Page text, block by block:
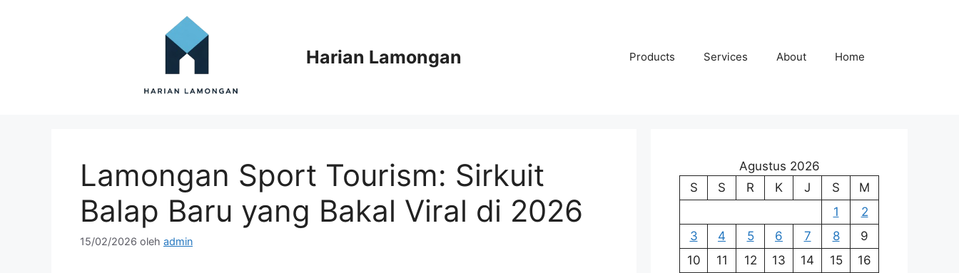
Harian Lamongan Products Services About Home
Lamongan Sport Tourism: Sirkuit
Balap Baru yang Bakal Viral di 2026
15/02/2026 oleh admin
Agustus 2026
S
S R K J S
M
1
2
3
4 5 6 7 8
9
10
11 12 13 14 15
16